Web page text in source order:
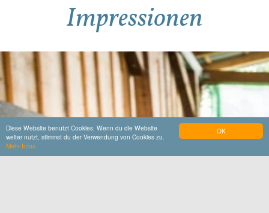
OK
Diese Website benutzt Cookies. Wenn du die Website
weiter nutzt, stimmst du der Verwendung von Cookies zu.
Mehr Infos
Impressionen